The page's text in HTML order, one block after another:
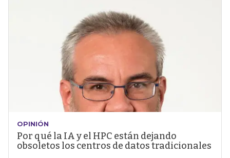
OPINIÓN
Por qué la IA y el HPC están dejando
obsoletos los centros de datos tradicionales